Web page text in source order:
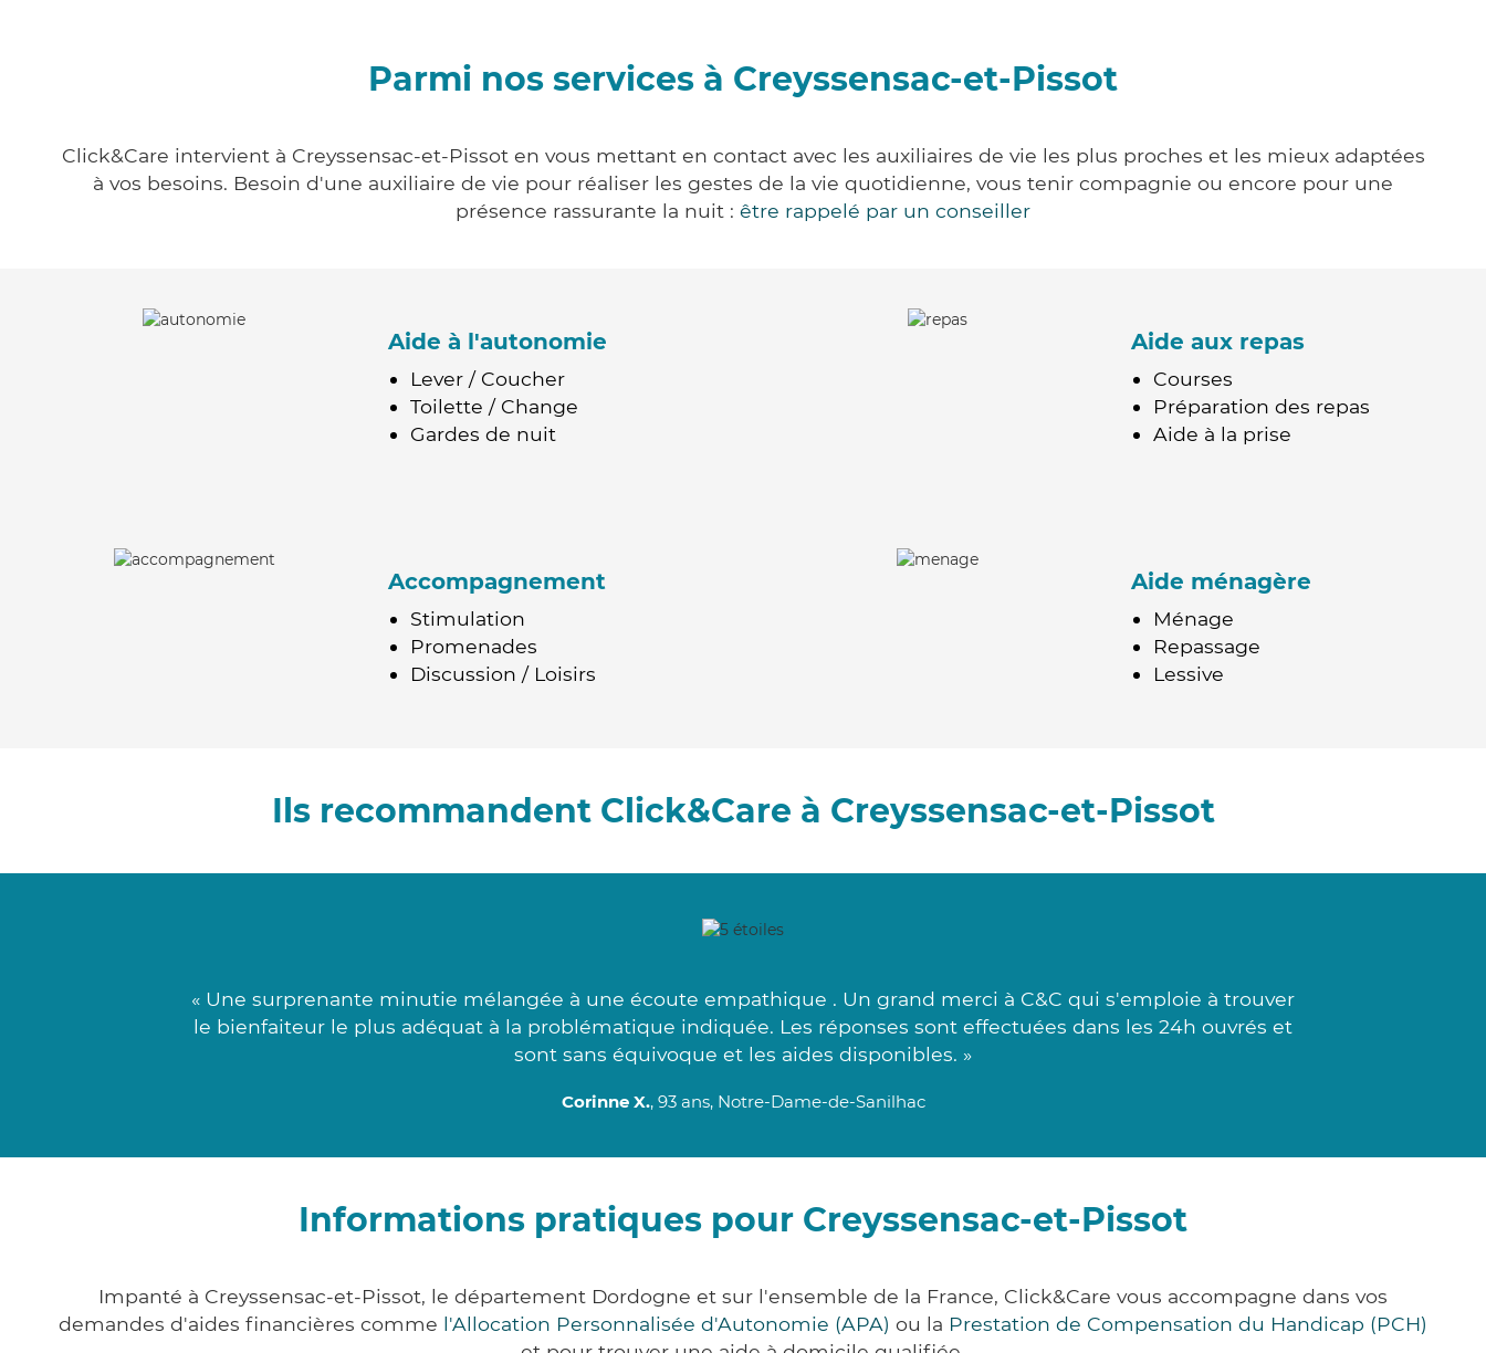
Parmi nos services à Creyssensac-et-Pissot
Click&Care intervient à Creyssensac-et-Pissot en vous mettant en contact avec les auxiliaires de vie les plus proches et les mieux adaptées
à vos besoins. Besoin d'une auxiliaire de vie pour réaliser les gestes de la vie quotidienne, vous tenir compagnie ou encore pour une
présence rassurante la nuit : être rappelé par un conseiller
Aide à l'autonomie
Lever / Coucher
Toilette / Change
Gardes de nuit
Aide aux repas
Courses
Préparation des repas
Aide à la prise
Accompagnement
Stimulation
Promenades
Discussion / Loisirs
Aide ménagère
Ménage
Repassage
Lessive
Ils recommandent Click&Care à Creyssensac-et-Pissot
« Une surprenante minutie mélangée à une écoute empathique . Un grand merci à C&C qui s'emploie à trouver
le bienfaiteur le plus adéquat à la problématique indiquée. Les réponses sont effectuées dans les 24h ouvrés et
sont sans équivoque et les aides disponibles. »
Corinne X., 93 ans, Notre-Dame-de-Sanilhac
Informations pratiques pour Creyssensac-et-Pissot
Impanté à Creyssensac-et-Pissot, le département Dordogne et sur l'ensemble de la France, Click&Care vous accompagne dans vos
demandes d'aides financières comme l'Allocation Personnalisée d'Autonomie (APA) ou la Prestation de Compensation du Handicap (PCH)